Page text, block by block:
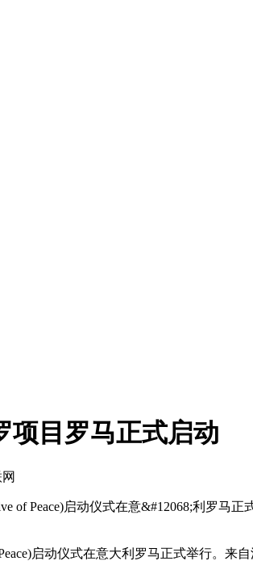
项目罗马正式启动
Peace)启动仪式在意&#12068;利罗马
启动仪式在意⼤利罗马正式举⾏。来